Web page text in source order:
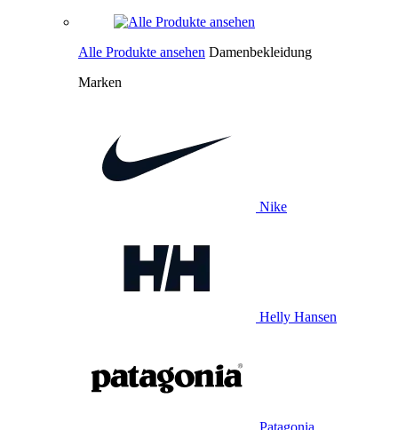
Alle Produkte ansehen Damenbekleidung
Marken
Nike
Helly Hansen
Patagonia